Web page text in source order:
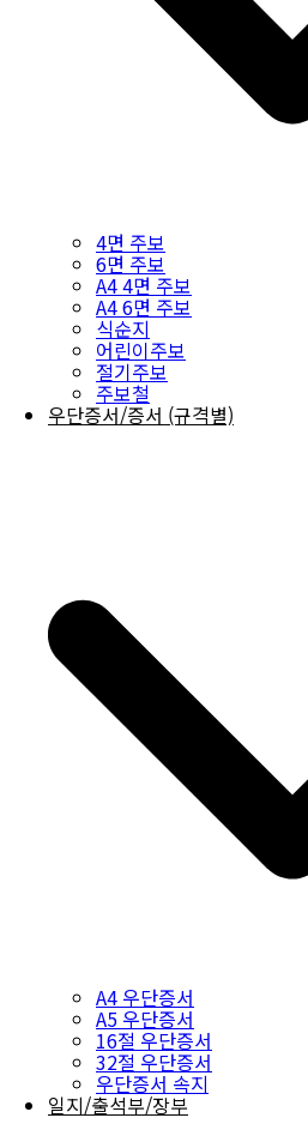
4면 주보
6면 주보
A4 4면 주보
A4 6면 주보
식순지
어린이주보
절기주보
주보철
우단증서/증서 (규격별)
A4 우단증서
A5 우단증서
16절 우단증서
32절 우단증서
우단증서 속지
일지/출석부/장부